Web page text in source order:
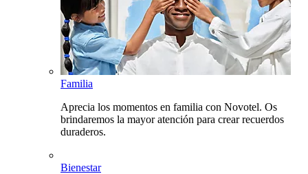
Familia
Aprecia los momentos en familia con Novotel. Os
brindaremos la mayor atención para crear recuerdos
duraderos.
Bienestar